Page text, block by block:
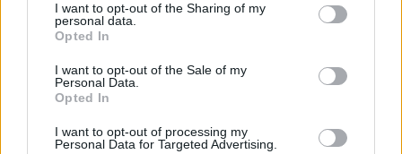
not limited to your visit or usage behaviour. You may click to
grant or deny consent to Google and its third-party tags to
use your data for below specified purposes in below Google
consent section.
I want to opt-out of the Sharing of my
personal data.
Opted In
I want to opt-out of the Sale of my
Personal Data.
Opted In
I want to opt-out of processing my
Personal Data for Targeted Advertising.
ΑΣΕΠ: Πιστοποίηση Αγγλικών σε
μόνο 2 ημέρες στα χέρια σας